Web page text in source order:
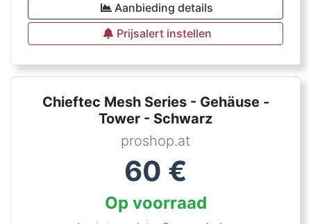
Aanbieding details
Prijsalert instellen
Chieftec Mesh Series - Gehäuse -
Tower - Schwarz
proshop.at
60 €
Op voorraad